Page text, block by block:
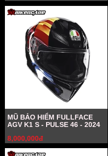
MŨ BẢO HIỂM FULLFACE
AGV K1 S - PULSE 46 - 2024
8,000,000đ